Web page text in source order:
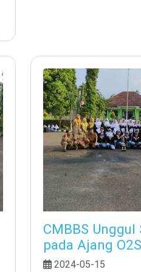
CMBBS
pada Ajang
2024-05-15